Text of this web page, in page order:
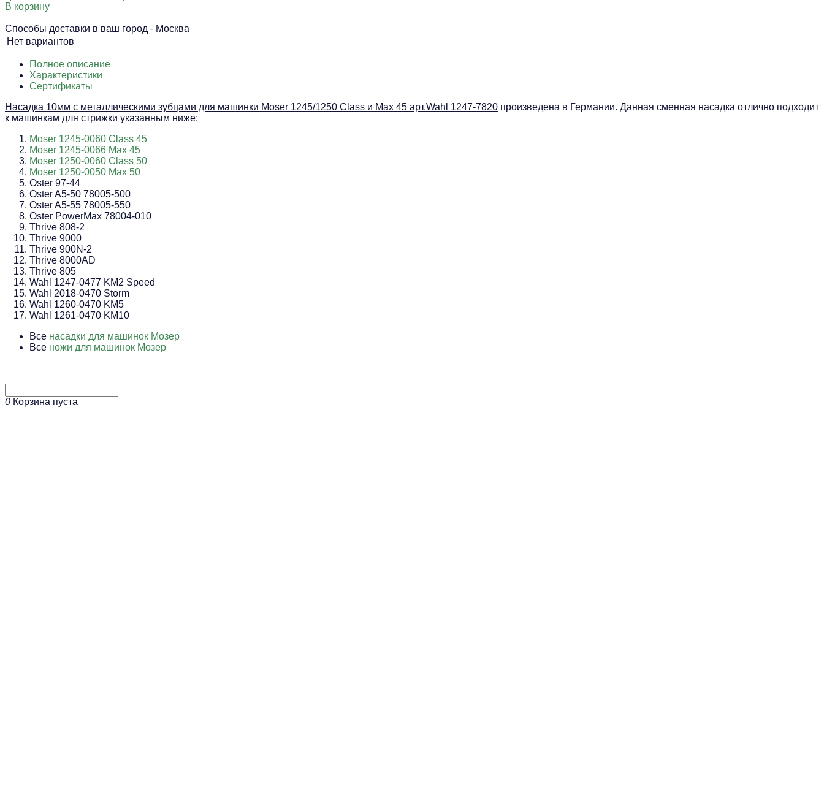
В корзину
Способы доставки в ваш город - Москва
Нет вариантов
Полное описание
Характеристики
Сертификаты
Насадка 10мм с металлическими зубцами для машинки Moser 1245/1250 Class и Max 45 арт.Wahl 1247-7820 произведена в Германии. Данная сменная насадка отлично подходит
к машинкам для стрижки указанным ниже:
Moser 1245-0060 Class 45
Moser 1245-0066 Max 45
Moser 1250-0060 Class 50
Moser 1250-0050 Max 50
Oster 97-44
Oster A5-50 78005-500
Oster A5-55 78005-550
Oster PowerMax 78004-010
Thrive 808-2
Thrive 9000
Thrive 900N-2
Thrive 8000AD
Thrive 805
Wahl 1247-0477 KM2 Speed
Wahl 2018-0470 Storm
Wahl 1260-0470 KM5
Wahl 1261-0470 KM10
Все насадки для машинок Мозер
Все ножи для машинок Мозер
0 Корзина пуста